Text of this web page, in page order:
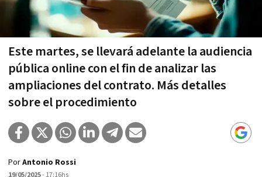
Este martes, se llevará adelante la audiencia
pública online con el fin de analizar las
ampliaciones del contrato. Más detalles
sobre el procedimiento
PorAntonio Rossi
19/05/2025- 17:16hs